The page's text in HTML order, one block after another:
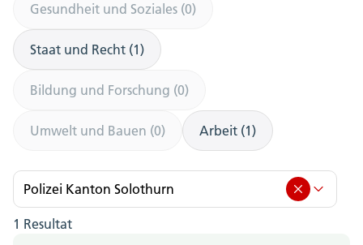
Gesundheit und Soziales (0)
Staat und Recht (1)
Bildung und Forschung (0)
Umwelt und Bauen (0) Arbeit (1)
Polizei Kanton Solothurn
Polizei Kanton Solothurn (1)
1 Resultat